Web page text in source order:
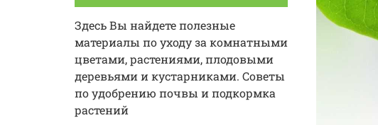
Здесь Вы найдете полезные
материалы по уходу за комнатными
цветами, растениями, плодовыми
деревьями и кустарниками. Советы
по удобрению почвы и подкормка
растений